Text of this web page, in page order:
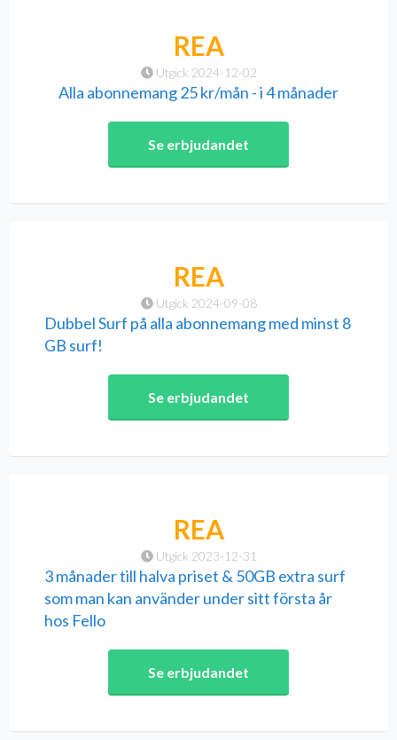
Utgick 2024-12-02
REA
Alla abonnemang 25 kr/mån - i 4 månader
Se erbjudandet
Utgick 2024-09-08
REA
Dubbel Surf på alla abonnemang med minst 8
GB surf!
Se erbjudandet
Utgick 2023-12-31
REA
3 månader till halva priset & 50GB extra surf
som man kan använder under sitt första år
hos Fello
Se erbjudandet